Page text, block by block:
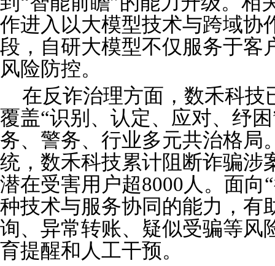
作进入以大模型技术与跨域协
段，自研大模型不仅服务于客
风险防控。
在反诈治理方面，数禾科技
覆盖“识别、认定、应对、纾
务、警务、行业多元共治格局
统，数禾科技累计阻断诈骗涉
潜在受害用户超8000人。面向
种技术与服务协同的能力，有
询、异常转账、疑似受骗等风
育提醒和人工干预。